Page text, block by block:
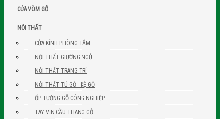
CỬA VÒM GỖ
NỘI THẤT
CỬA KÍNH PHÒNG TẮM
NỘI THẤT GIƯỜNG NGỦ
NỘI THẤT TRANG TRÍ
NỘI THẤT TỦ GỖ - KỆ GỖ
ỐP TƯỜNG GỖ CÔNG NGHIỆP
TAY VỊN CẦU THANG GỖ